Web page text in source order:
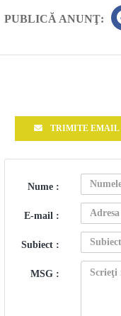
PUBLICĂ ANUNŢ:
TRIMITE EMAIL
Nume :
E-mail :
Subiect :
MSG :